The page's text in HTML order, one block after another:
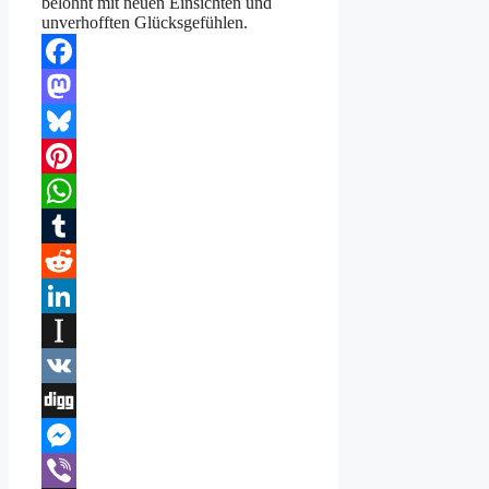
unverhofften Glücksgefühlen.
Facebook
Mastodon
Bluesky
Pinterest
WhatsApp
Tumblr
Reddit
Instapaper
VK
Digg
Messenger